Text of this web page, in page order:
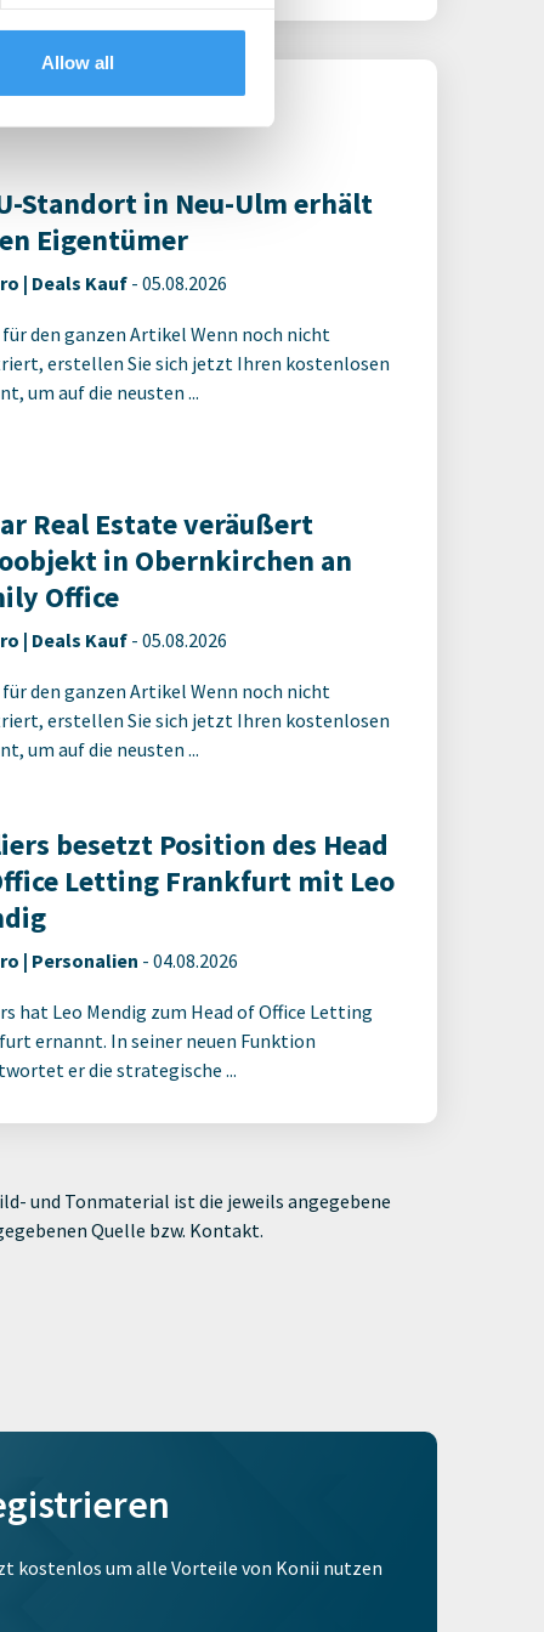
Allow all
Standort in Neu-Ulm erhält
Eigentümer
| Deals Kauf- 05.08.2026
den ganzen Artikel Wenn noch nicht
erstellen Sie sich jetzt Ihren kostenlosen
um auf die neusten ...
Real Estate veräußert
in Obernkirchen an
Office
| Deals Kauf- 05.08.2026
den ganzen Artikel Wenn noch nicht
erstellen Sie sich jetzt Ihren kostenlosen
um auf die neusten ...
besetzt Position des Head
Letting Frankfurt mit Leo
| Personalien - 04.08.2026
hat Leo Mendig zum Head of Office Letting
ernannt. In seiner neuen Funktion
er die strategische ...
und Tonmaterial ist die jeweils angegebene
Quelle bzw. Kontakt.
kostenlos um alle Vorteile von Konii nutzen